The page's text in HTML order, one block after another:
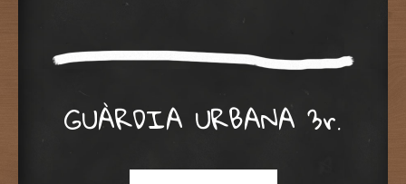
GUÀRDIA URBANA 3r.